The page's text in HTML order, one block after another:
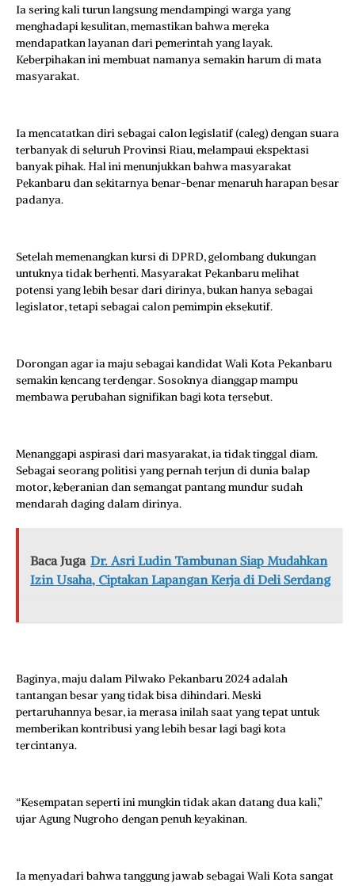
Ia sering kali turun langsung mendampingi warga yang
menghadapi kesulitan, memastikan bahwa mereka
mendapatkan layanan dari pemerintah yang layak.
Keberpihakan ini membuat namanya semakin harum di mata
masyarakat.
Ia mencatatkan diri sebagai calon legislatif (caleg) dengan suara
terbanyak di seluruh Provinsi Riau, melampaui ekspektasi
banyak pihak. Hal ini menunjukkan bahwa masyarakat
Pekanbaru dan sekitarnya benar-benar menaruh harapan besar
padanya.
Setelah memenangkan kursi di DPRD, gelombang dukungan
untuknya tidak berhenti. Masyarakat Pekanbaru melihat
potensi yang lebih besar dari dirinya, bukan hanya sebagai
legislator, tetapi sebagai calon pemimpin eksekutif.
Dorongan agar ia maju sebagai kandidat Wali Kota Pekanbaru
semakin kencang terdengar. Sosoknya dianggap mampu
membawa perubahan signifikan bagi kota tersebut.
Menanggapi aspirasi dari masyarakat, ia tidak tinggal diam.
Sebagai seorang politisi yang pernah terjun di dunia balap
motor, keberanian dan semangat pantang mundur sudah
mendarah daging dalam dirinya.
Baca Juga Dr. Asri Ludin Tambunan Siap Mudahkan
Izin Usaha, Ciptakan Lapangan Kerja di Deli Serdang
Baginya, maju dalam Pilwako Pekanbaru 2024 adalah
tantangan besar yang tidak bisa dihindari. Meski
pertaruhannya besar, ia merasa inilah saat yang tepat untuk
memberikan kontribusi yang lebih besar lagi bagi kota
tercintanya.
“Kesempatan seperti ini mungkin tidak akan datang dua kali,”
ujar Agung Nugroho dengan penuh keyakinan.
Ia menyadari bahwa tanggung jawab sebagai Wali Kota sangat